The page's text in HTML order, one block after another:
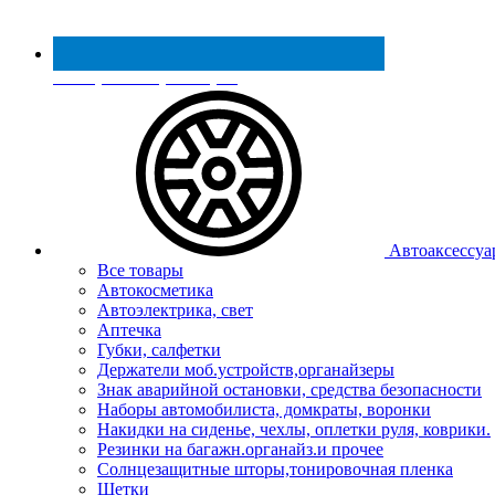
Реестр МинПромТорга
Все товары
Автокосметика
Автоэлектрика, свет
Аптечка
Губки, салфетки
Держатели моб.устройств,органайзеры
Знак аварийной остановки, средства безопасности
Наборы автомобилиста, домкраты, воронки
Накидки на сиденье, чехлы, оплетки руля, коврики.
Резинки на багажн.органайз.и прочее
Солнцезащитные шторы,тонировочная пленка
Щетки